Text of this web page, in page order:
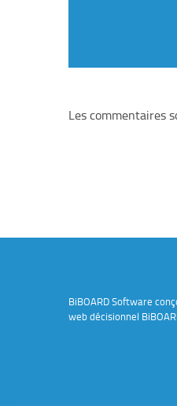
Les commentaires
BiBOARD Software
web décisionnel